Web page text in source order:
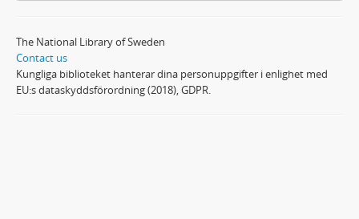
The National Library of Sweden
Contact us
Kungliga biblioteket hanterar dina personuppgifter i enlighet med
EU:s dataskyddsförordning (2018), GDPR.